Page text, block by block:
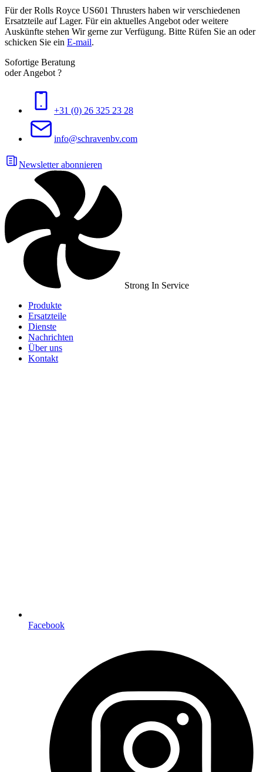
Für der Rolls Royce US601 Thrusters haben wir verschiedenen
Ersatzteile auf Lager. Für ein aktuelles Angebot oder weitere
Auskünfte stehen Wir gerne zur Verfügung. Bitte Rüfen Sie an oder
schicken Sie ein E-mail.
Sofortige Beratung
oder Angebot ?
+31 (0) 26 325 23 28
info@schravenbv.com
Newsletter abonnieren
Strong In Service
Produkte
Ersatzteile
Dienste
Nachrichten
Über uns
Kontakt
Facebook